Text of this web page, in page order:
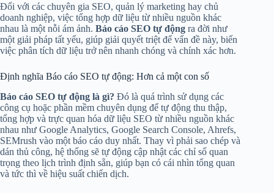
Đối với các chuyên gia SEO, quản lý marketing hay chủ
doanh nghiệp, việc tổng hợp dữ liệu từ nhiều nguồn khác
nhau là một nỗi ám ảnh. Báo cáo SEO tự động ra đời như
một giải pháp tất yếu, giúp giải quyết triệt để vấn đề này, biến
việc phân tích dữ liệu trở nên nhanh chóng và chính xác hơn.
Định nghĩa Báo cáo SEO tự động: Hơn cả một con số
Báo cáo SEO tự động là gì? Đó là quá trình sử dụng các
công cụ hoặc phần mềm chuyên dụng để tự động thu thập,
tổng hợp và trực quan hóa dữ liệu SEO từ nhiều nguồn khác
nhau như Google Analytics, Google Search Console, Ahrefs,
SEMrush vào một báo cáo duy nhất. Thay vì phải sao chép và
dán thủ công, hệ thống sẽ tự động cập nhật các chỉ số quan
trọng theo lịch trình định sẵn, giúp bạn có cái nhìn tổng quan
và tức thì về hiệu suất chiến dịch.